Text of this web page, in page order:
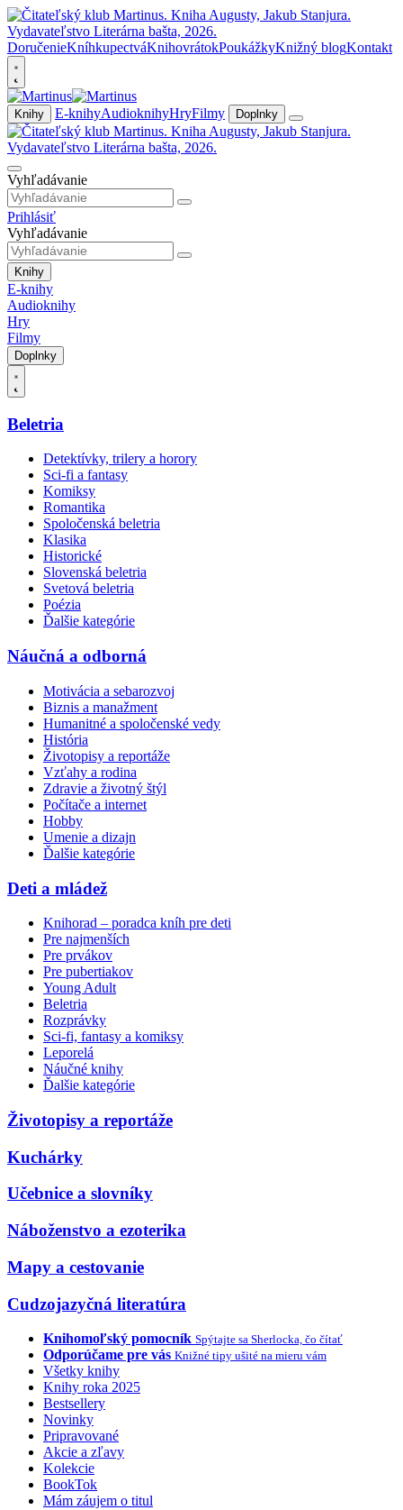
DoručenieKníhkupectváKnihovrátokPoukážkyKnižný blogKontakt
Knihy E-knihyAudioknihyHryFilmy Doplnky
Vyhľadávanie
Prihlásiť
Vyhľadávanie
Knihy
E-knihy
Audioknihy
Hry
Filmy
Doplnky
Beletria
Detektívky, trilery a horory
Sci-fi a fantasy
Komiksy
Romantika
Spoločenská beletria
Klasika
Historické
Slovenská beletria
Svetová beletria
Poézia
Ďalšie kategórie
Náučná a odborná
Motivácia a sebarozvoj
Biznis a manažment
Humanitné a spoločenské vedy
História
Životopisy a reportáže
Vzťahy a rodina
Zdravie a životný štýl
Počítače a internet
Hobby
Umenie a dizajn
Ďalšie kategórie
Deti a mládež
Knihorad – poradca kníh pre deti
Pre najmenších
Pre prvákov
Pre pubertiakov
Young Adult
Beletria
Rozprávky
Sci-fi, fantasy a komiksy
Leporelá
Náučné knihy
Ďalšie kategórie
Životopisy a reportáže
Kuchárky
Učebnice a slovníky
Náboženstvo a ezoterika
Mapy a cestovanie
Cudzojazyčná literatúra
Knihomoľský pomocník Spýtajte sa Sherlocka, čo čítať
Odporúčame pre vás Knižné tipy ušité na mieru vám
Všetky knihy
Knihy roka 2025
Bestsellery
Novinky
Pripravované
Akcie a zľavy
Kolekcie
BookTok
Mám záujem o titul